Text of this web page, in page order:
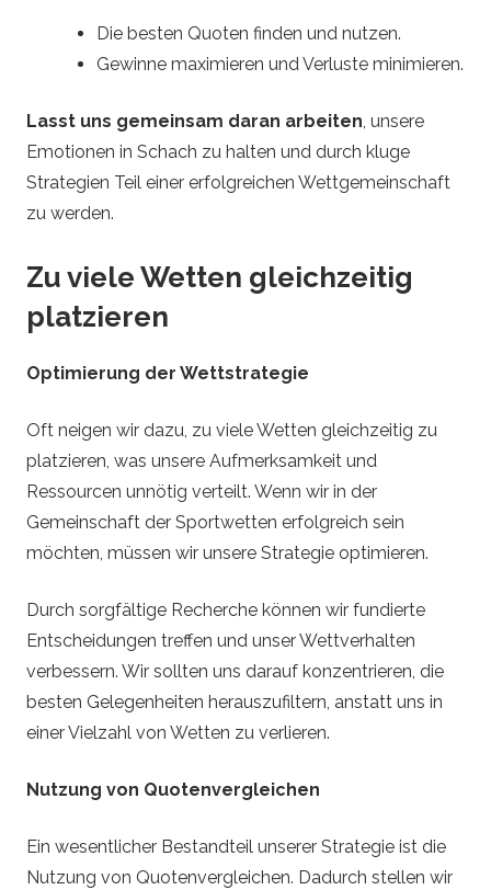
Die besten Quoten finden und nutzen.
Gewinne maximieren und Verluste minimieren.
Lasst uns gemeinsam daran arbeiten, unsere
Emotionen in Schach zu halten und durch kluge
Strategien Teil einer erfolgreichen Wettgemeinschaft
zu werden.
Zu viele Wetten gleichzeitig
platzieren
Optimierung der Wettstrategie
Oft neigen wir dazu, zu viele Wetten gleichzeitig zu
platzieren, was unsere Aufmerksamkeit und
Ressourcen unnötig verteilt. Wenn wir in der
Gemeinschaft der Sportwetten erfolgreich sein
möchten, müssen wir unsere Strategie optimieren.
Durch sorgfältige Recherche können wir fundierte
Entscheidungen treffen und unser Wettverhalten
verbessern. Wir sollten uns darauf konzentrieren, die
besten Gelegenheiten herauszufiltern, anstatt uns in
einer Vielzahl von Wetten zu verlieren.
Nutzung von Quotenvergleichen
Ein wesentlicher Bestandteil unserer Strategie ist die
Nutzung von Quotenvergleichen. Dadurch stellen wir